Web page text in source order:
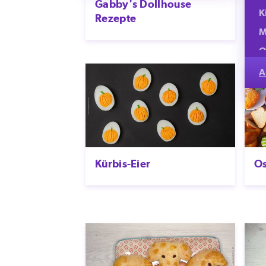
Gabby's Dollhouse
Rezepte
Kürbis-Eier